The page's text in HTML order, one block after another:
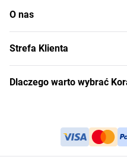
O nas
Strefa Klienta
Dlaczego warto wybrać